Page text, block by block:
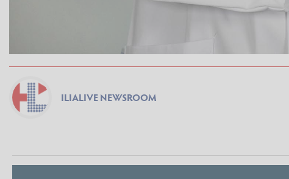
ILIALIVE NEWSROOM